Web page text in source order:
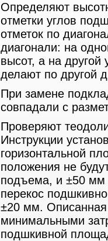
Определяют
отметки углов
отметок по
диагонали: на
высот, а на другой
делают по другой
При замене
совпадали с
Проверяют
Инструкции
горизонтальной
положения не
подъема, и ±50 мм
перекос
±20 мм. Описанная
минимальными
подшкивной